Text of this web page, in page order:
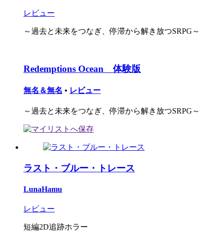
レビュー
～過去と未来をつなぎ、停滞から解き放つSRPG～
Redemptions Ocean 体験版
無名＆無名 • レビュー
～過去と未来をつなぎ、停滞から解き放つSRPG～
ラスト・ブルー・トレース
LunaHamu
レビュー
短編2D追跡ホラー